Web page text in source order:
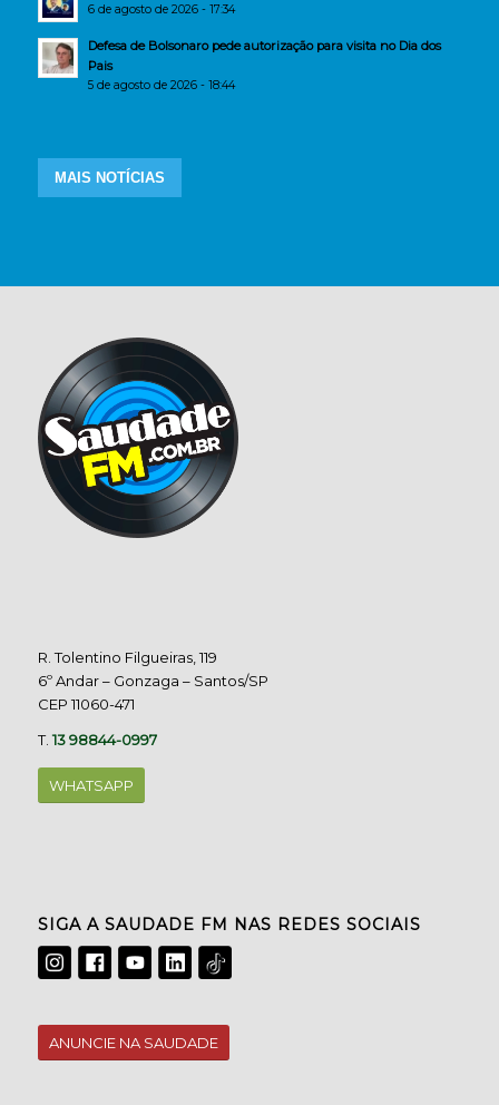
6 de agosto de 2026 - 17:34
Defesa de Bolsonaro pede autorização para visita no Dia dos
Pais
5 de agosto de 2026 - 18:44
MAIS NOTÍCIAS
R. Tolentino Filgueiras, 119
6º Andar – Gonzaga – Santos/SP
CEP 11060-471
T.13 98844-0997
WHATSAPP
SIGA A SAUDADE FM NAS REDES SOCIAIS
ANUNCIE NA SAUDADE